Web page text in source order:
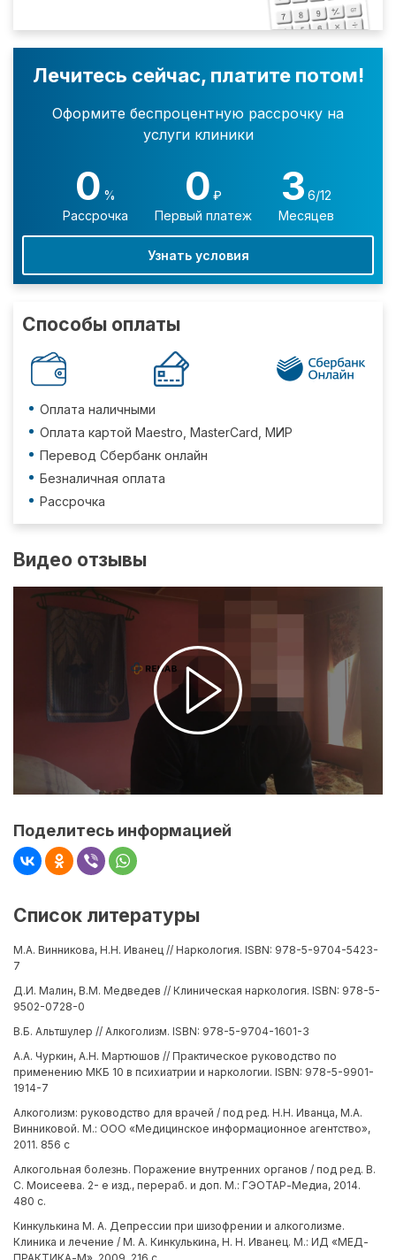
Лечитесь сейчас, платите потом!
Оформите беспроцентную рассрочку на
услуги клиники
0 %
Рассрочка
0 ₽
Первый платеж
3 6/12
Месяцев
Узнать условия
Способы оплаты
Оплата наличными
Оплата картой Maestro, MasterCard, МИР
Перевод Сбербанк онлайн
Безналичная оплата
Рассрочка
Видео отзывы
Поделитесь информацией
Список литературы
М.А. Винникова, Н.Н. Иванец // Наркология. ISBN: 978-5-9704-5423-
7
Д.И. Малин, В.М. Медведев // Клиническая наркология. ISBN: 978-5-
9502-0728-0
В.Б. Альтшулер // Алкоголизм. ISBN: 978-5-9704-1601-3
А.А. Чуркин, А.Н. Мартюшов // Практическое руководство по
применению МКБ 10 в психиатрии и наркологии. ISBN: 978-5-9901-
1914-7
Алкоголизм: руководство для врачей / под ред. Н.Н. Иванца, М.А.
Винниковой. М.: ООО «Медицинское информационное агентство»,
2011. 856 с
Алкогольная болезнь. Поражение внутренних органов / под ред. В.
С. Моисеева. 2- е изд., перераб. и доп. М.: ГЭОТАР-Медиа, 2014.
480 с.
Кинкулькина М. А. Депрессии при шизофрении и алкоголизме.
Клиника и лечение / М. А. Кинкулькина, Н. Н. Иванец. М.: ИД «МЕД-